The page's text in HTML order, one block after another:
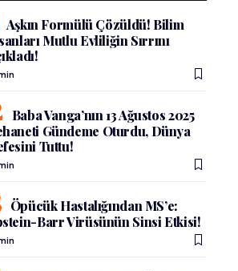
Aşkın Formülü Çözüldü! Bilim
Mutlu Evliliğin Sırrını
Baba Vanga’nın 13 Ağustos 2025
Gündeme Oturdu, Dünya
Tuttu!
Öpücük Hastalığından MS’e:
Barr Virüsünün Sinsi Etkisi!